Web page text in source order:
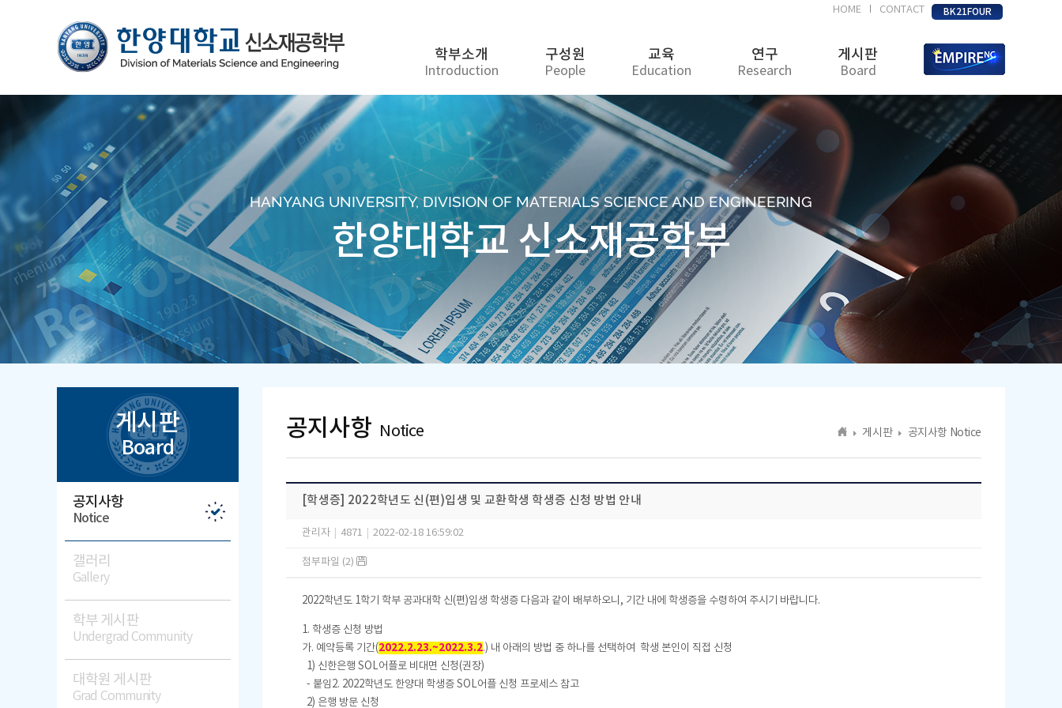
HOME CONTACT BK21FOUR
학부소개
Introduction
구성원
People
교육
Education
연구
Research
게시판
Board
HANYANG UNIVERSITY, DIVISION OF MATERIALS SCIENCE AND ENGINEERING
한양대학교 신소재공학부
게시판
Board
공지사항
Notice
갤러리
Gallery
학부 게시판
Undergrad Community
대학원 게시판
Grad Community
공지사항 Notice 게시판 공지사항 Notice
[학생증] 2022학년도 신(편)입생 및 교환학생 학생증 신청 방법 안내
관리자 4871 2022-02-18 16:59:02
첨부파일 (2)
2022학년도 1학기 학부 공과대학 신(편)입생 학생증 다음과 같이 배부하오니, 기간 내에 학생증을 수령하여 주시기 바랍니다.
1. 학생증 신청 방법
가. 예약등록 기간(2022.2.23.~2022.3.2.) 내 아래의 방법 중 하나를 선택하여 학생 본인이 직접 신청
1) 신한은행 SOL어플로 비대면 신청(권장)
- 붙임2. 2022학년도 한양대 학생증 SOL어플 신청 프로세스 참고
2) 은행 방문 신청